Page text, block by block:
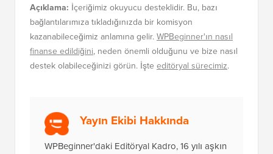
Açıklama: İçeriğimiz okuyucu desteklidir. Bu, bazı
bağlantılarımıza tıkladığınızda bir komisyon
kazanabileceğimiz anlamına gelir. WPBeginner'ın nasıl
finanse edildiğini, neden önemli olduğunu ve bize nasıl
destek olabileceğinizi görün. İşte editöryal sürecimiz.
Yayın Ekibi Hakkında
WPBeginner'daki Editöryal Kadro, 16 yılı aşkın